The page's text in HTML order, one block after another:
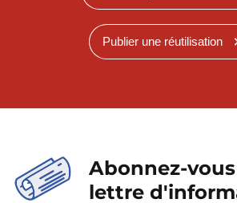
Publier une réutilisation
Abonnez-
lettre